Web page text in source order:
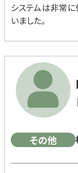
システムは非常に
いました。
その他